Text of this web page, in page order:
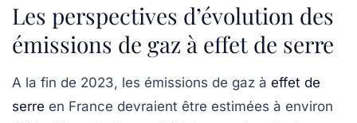
Les perspectives d’évolution des
émissions de gaz à effet de serre
A la fin de 2023, les émissions de gaz à effet de
serre en France devraient être estimées à environ